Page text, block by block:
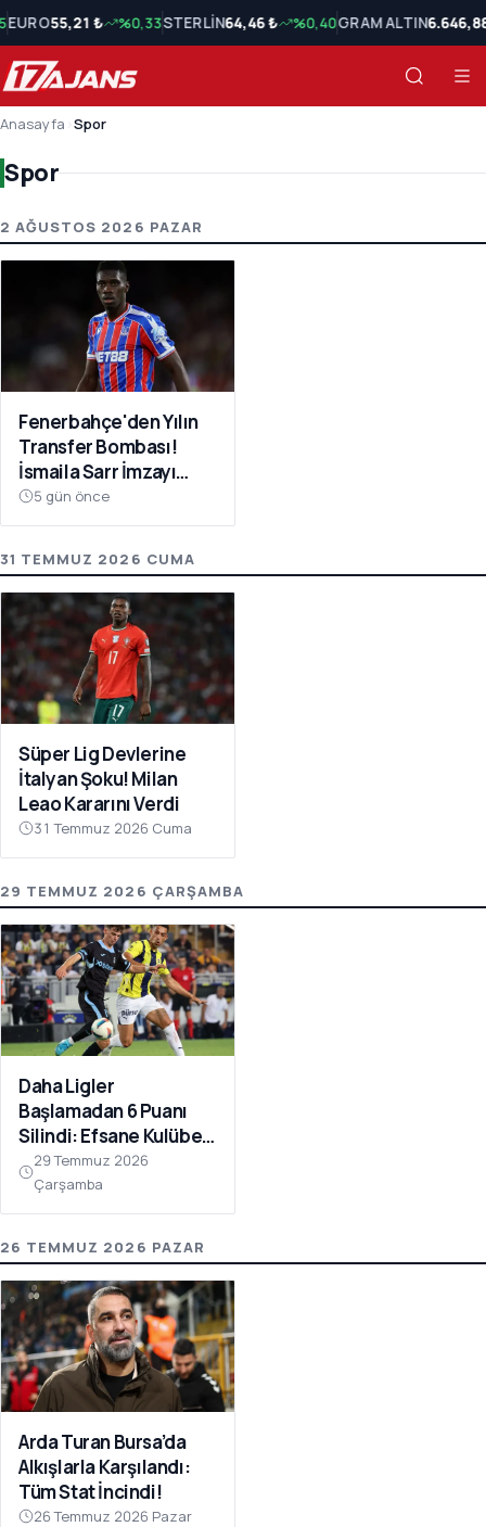
EURO55,21 ₺ %0,33STERLİN64,46 ₺ %0,40GRAM ALTIN
Anasayfa Spor
Spor
Spor Son Haberler
2 AĞUSTOS 2026 PAZAR
Fenerbahçe'den Yılın
Transfer Bombası!
İsmaila Sarr İmzayı
Atıyor
5 gün önce
31 TEMMUZ 2026 CUMA
Süper Lig Devlerine
İtalyan Şoku! Milan
Leao Kararını Verdi
31 Temmuz 2026 Cuma
29 TEMMUZ 2026 ÇARŞAMBA
Daha Ligler
Başlamadan 6 Puanı
Silindi: Efsane Kulübe
FIFA Darbesi!
29 Temmuz 2026
Çarşamba
26 TEMMUZ 2026 PAZAR
Arda Turan Bursa’da
Alkışlarla Karşılandı:
Tüm Stat İncindi!
26 Temmuz 2026 Pazar